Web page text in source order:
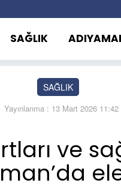
SAĞLIK
SAĞLIK
Yayınlanma : 13 Mart 2026 11:42
ve